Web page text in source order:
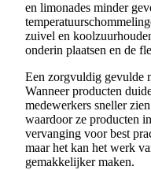
en limonades minder
zuivel en
onderin plaatsen en de
Een zorgvuldig gevulde
Wanneer producten
medewerkers sneller zien
waardoorze producten
vervanging voorbest
maar het kan het werk
gemakkelijker maken.